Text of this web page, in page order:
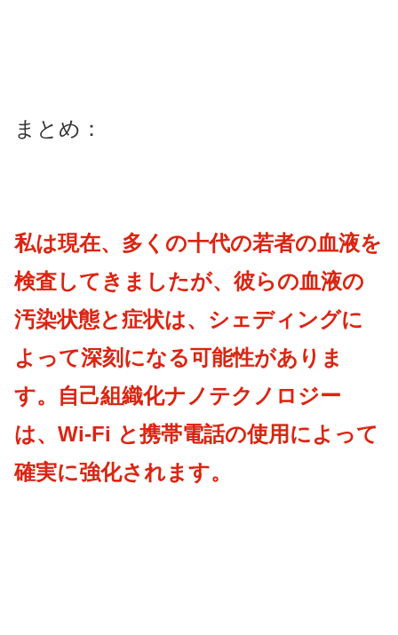
まとめ：
私は現在、多くの十代の若者の血液を
検査してきましたが、彼らの血液の
汚染状態と症状は、シェディングに
よって深刻になる可能性がありま
す。自己組織化ナノテクノロジー
は、Wi-Fi と携帯電話の使用によって
確実に強化されます。